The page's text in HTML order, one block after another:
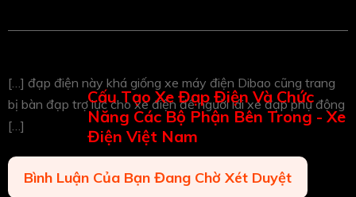
Cấu Tạo Xe Đạp Điện Và Chức
Năng Các Bộ Phận Bên Trong - Xe
Điện Việt Nam
[…] đạp điện này khá giống xe máy điện Dibao cũng trang
bị bàn đạp trợ lực cho xe điện để người lái xe đạp phụ động
[…]
Bình Luận Của Bạn Đang Chờ Xét Duyệt